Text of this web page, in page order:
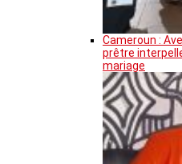
Cameroun :
prêtre
mariage